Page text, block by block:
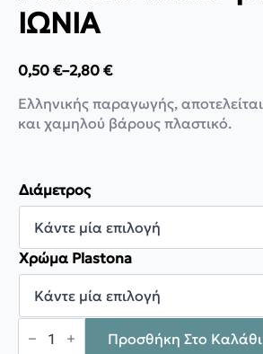
ΙΩΝΙΑ
0,50 €–2,80 €
Price
range:
0,50 €
through
Ελληνικής παραγωγής,
και χαμηλού βάρους πλαστικό.
Διάμετρος
Χρώμα Plastona
Plastona
Πιάτο
Προσθήκη Στο Καλάθι